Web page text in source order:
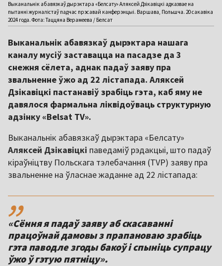
Выканальнік абавязкаў дырэктара «Белсату» Аляксей Дзікавіцкі адказвае на
пытанні журналістаў падчас прэсавай канферэнцыі. Варшава, Польшча. 20 сакавіка
2024 года. Фота: Таццяна Верамеева / Белсат
Выканальнік абавязкаў дырэктара нашага
каналу мусіў заставацца на пасадзе да 3
снежня сёлета, аднак падаў заяву пра
звальненне ўжо ад 22 лістапада. Аляксей
Дзікавіцкі пастанавіў зрабіць гэта, каб яму не
давялося фармальна ліквідоўваць структурную
адзінку «Belsat TV».
Выканальнік абавязкаў дырэктара «Белсату»
Аляксей Дзікавіцкі паведаміў рэдакцыі, што падаў
кіраўніцтву Польскага тэлебачання (TVP) заяву пра
звальненне на ўласнае жаданне ад 22 лістапада:
,,
«Сёння я падаў заяву аб скасаванні
працоўнай дамовы з прапановаю зрабіць
гэта паводле згоды бакоў і спыніць супрацу
ўжо ў гэтую пятніцу».